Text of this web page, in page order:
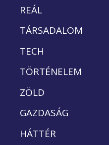
REÁL
TÁRSADALOM
TECH
TÖRTÉNELEM
ZÖLD
GAZDASÁG
HÁTTÉR